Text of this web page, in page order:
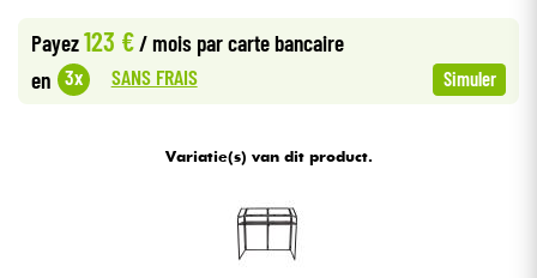
Kinderen
Kabels & toebehoren
Payez123 €/ mois par carte bancaire
en 3x SANS FRAIS Simuler
Variatie(s) van dit product.